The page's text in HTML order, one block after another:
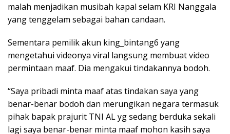
malah menjadikan musibah kapal selam KRI Nanggala
yang tenggelam sebagai bahan candaan.
Sementara pemilik akun king_bintang6 yang
mengetahui videonya viral langsung membuat video
permintaan maaf. Dia mengakui tindakannya bodoh.
“Saya pribadi minta maaf atas tindakan saya yang
benar-benar bodoh dan merungikan negara termasuk
pihak bapak prajurit TNI AL yg sedang berduka sekali
lagi saya benar-benar minta maaf mohon kasih saya